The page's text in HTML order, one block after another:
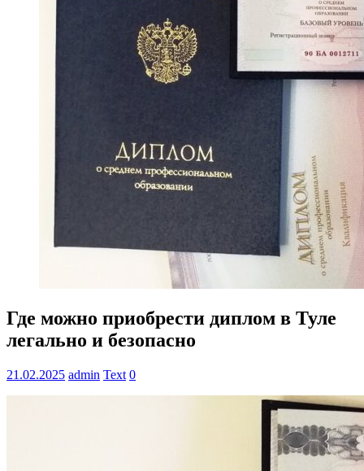
Где можно приобрести диплом в Туле
легально и безопасно
21.02.2025 admin Text 0